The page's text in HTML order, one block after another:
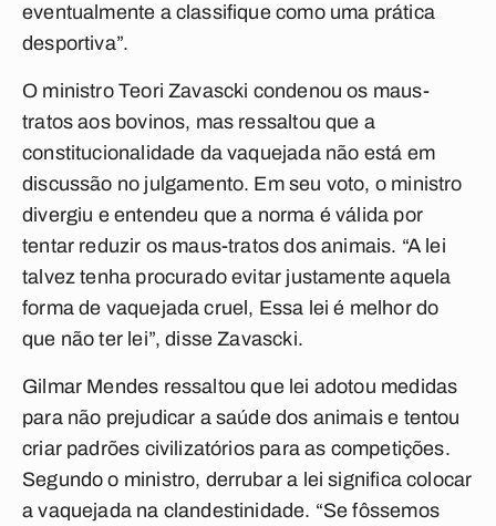
eventualmente a classifique como uma prática
desportiva”.
O ministro Teori Zavascki condenou os maus-
tratos aos bovinos, mas ressaltou que a
constitucionalidade da vaquejada não está em
discussão no julgamento. Em seu voto, o ministro
divergiu e entendeu que a norma é válida por
tentar reduzir os maus-tratos dos animais. “A lei
talvez tenha procurado evitar justamente aquela
forma de vaquejada cruel, Essa lei é melhor do
que não ter lei”, disse Zavascki.
Gilmar Mendes ressaltou que lei adotou medidas
para não prejudicar a saúde dos animais e tentou
criar padrões civilizatórios para as competições.
Segundo o ministro, derrubar a lei significa colocar
a vaquejada na clandestinidade. “Se fôssemos